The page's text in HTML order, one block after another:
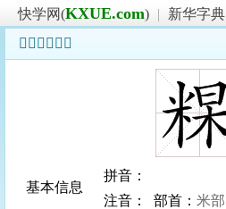
快学网(KXUE.com) |
新华字典
𥺰字基本信息
基本信息
拼音：
注音： 部首： 米部